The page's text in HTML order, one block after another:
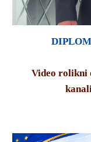
Video rolikni